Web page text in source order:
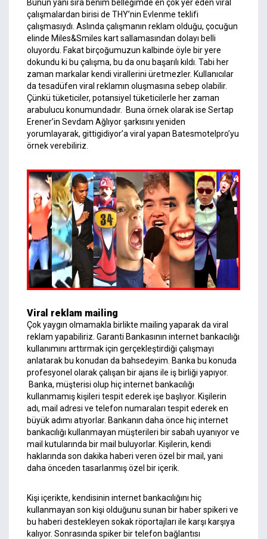
Bunun yanı sıra benim belleğimde en çok yer eden viral
çalışmalardan birisi de THY’nin Evlenme teklifi
çalışmasıydı. Aslında çalışmanın reklam olduğu, çocuğun
elinde Miles&Smiles kart sallamasından dolayı belli
oluyordu. Fakat birçoğumuzun kalbinde öyle bir yere
dokundu ki bu çalışma, bu da onu başarılı kıldı. Tabi her
zaman markalar kendi virallerini üretmezler. Kullanıcılar
da tesadüfen viral reklamın oluşmasına sebep olabilir.
Çünkü tüketiciler, potansiyel tüketicilerle her zaman
arabulucu konumundadır. Buna örnek olarak ise Sertap
Erener’in Sevdam Ağlıyor şarkısını yeniden
yorumlayarak, gittigidiyor’a viral yapan Batesmotelpro’yu
örnek verebiliriz.
Viral reklam mailing
Çok yaygın olmamakla birlikte mailing yaparak da viral
reklam yapabiliriz. Garanti Bankasının internet bankacılığı
kullanımını arttırmak için gerçekleştirdiği çalışmayı
anlatarak bu konudan da bahsedeyim. Banka bu konuda
profesyonel olarak çalışan bir ajans ile iş birliği yapıyor.
Banka, müşterisi olup hiç internet bankacılığı
kullanmamış kişileri tespit ederek işe başlıyor. Kişilerin
adı, mail adresi ve telefon numaraları tespit ederek en
büyük adımı atıyorlar. Bankanın daha önce hiç internet
bankacılığı kullanmayan müşterileri bir sabah uyanıyor ve
mail kutularında bir mail buluyorlar. Kişilerin, kendi
haklarında son dakika haberi veren özel bir mail, yani
daha önceden tasarlanmış özel bir içerik.
Kişi içerikte, kendisinin internet bankacılığını hiç
kullanmayan son kişi olduğunu sunan bir haber spikeri ve
bu haberi destekleyen sokak röportajları ile karşı karşıya
kalıyor. Sonrasında spiker bir telefon bağlantısı